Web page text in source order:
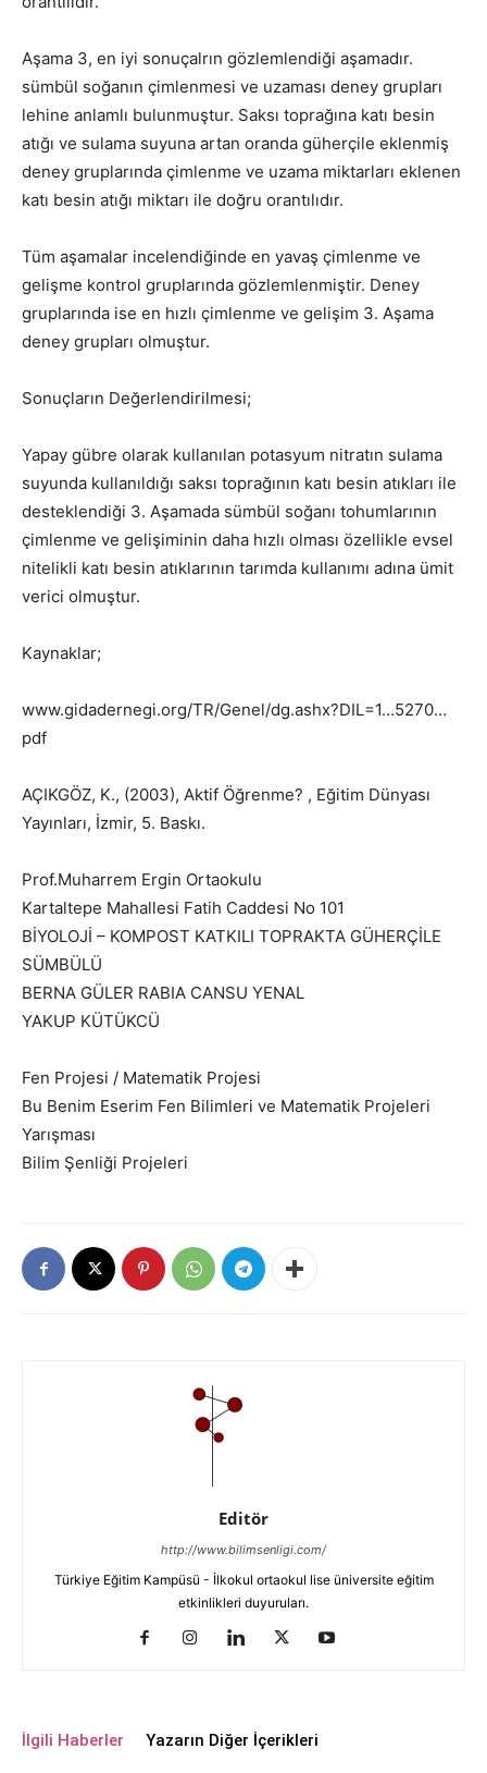
Aşama 3, en iyi sonuçalrın gözlemlendiği aşamadır.
sümbül soğanın çimlenmesi ve uzaması deney grupları
lehine anlamlı bulunmuştur. Saksı toprağına katı besin
atığı ve sulama suyuna artan oranda güherçile eklenmiş
deney gruplarında çimlenme ve uzama miktarları eklenen
katı besin atığı miktarı ile doğru orantılıdır.
Tüm aşamalar incelendiğinde en yavaş çimlenme ve
gelişme kontrol gruplarında gözlemlenmiştir. Deney
gruplarında ise en hızlı çimlenme ve gelişim 3. Aşama
deney grupları olmuştur.
Sonuçların Değerlendirilmesi;
Yapay gübre olarak kullanılan potasyum nitratın sulama
suyunda kullanıldığı saksı toprağının katı besin atıkları ile
desteklendiği 3. Aşamada sümbül soğanı tohumlarının
çimlenme ve gelişiminin daha hızlı olması özellikle evsel
nitelikli katı besin atıklarının tarımda kullanımı adına ümit
verici olmuştur.
Kaynaklar;
www.gidadernegi.org/TR/Genel/dg.ashx?DIL=1…5270…
pdf
AÇIKGÖZ, K., (2003), Aktif Öğrenme? , Eğitim Dünyası
Yayınları, İzmir, 5. Baskı.
Prof.Muharrem Ergin Ortaokulu
Kartaltepe Mahallesi Fatih Caddesi No 101
BİYOLOJİ – KOMPOST KATKILI TOPRAKTA GÜHERÇİLE
SÜMBÜLÜ
BERNA GÜLER RABIA CANSU YENAL
YAKUP KÜTÜKCÜ
Fen Projesi / Matematik Projesi
Bu Benim Eserim Fen Bilimleri ve Matematik Projeleri
Yarışması
Bilim Şenliği Projeleri
Editör
http://www.bilimsenligi.com/
Türkiye Eğitim Kampüsü - İlkokul ortaokul lise üniversite eğitim
etkinlikleri duyuruları.
İlgili Haberler Yazarın Diğer İçerikleri